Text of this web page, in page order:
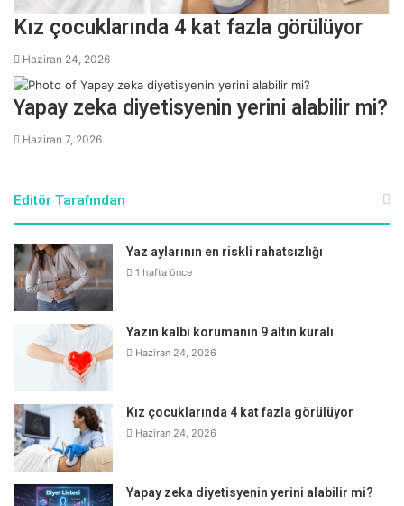
Kız çocuklarında 4 kat fazla görülüyor
Haziran 24, 2026
Yapay zeka diyetisyenin yerini alabilir mi?
Haziran 7, 2026
Editör Tarafından
Yaz aylarının en riskli rahatsızlığı
1 hafta önce
Yazın kalbi korumanın 9 altın kuralı
Haziran 24, 2026
Kız çocuklarında 4 kat fazla görülüyor
Haziran 24, 2026
Yapay zeka diyetisyenin yerini alabilir mi?